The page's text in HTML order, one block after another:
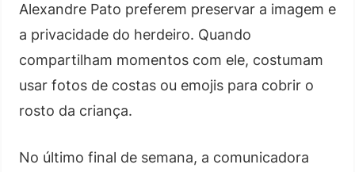
Alexandre Pato preferem preservar a imagem e
a privacidade do herdeiro. Quando
compartilham momentos com ele, costumam
usar fotos de costas ou emojis para cobrir o
rosto da criança.
No último final de semana, a comunicadora